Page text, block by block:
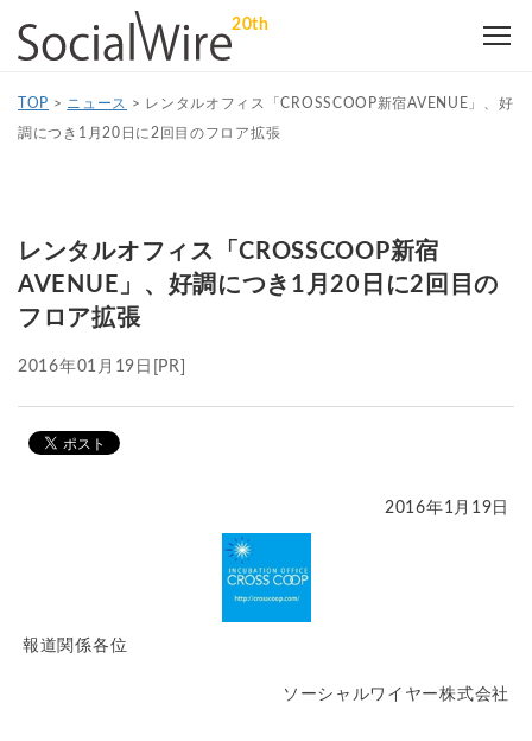
20th
TOP > ニュース > レンタルオフィス「CROSSCOOP新宿AVENUE」、好
調につき1月20日に2回目のフロア拡張
レンタルオフィス「CROSSCOOP新宿
AVENUE」、好調につき1月20日に2回目の
フロア拡張
2016年01月19日 [PR]
2016年1月19日
報道関係各位
ソーシャルワイヤー株式会社